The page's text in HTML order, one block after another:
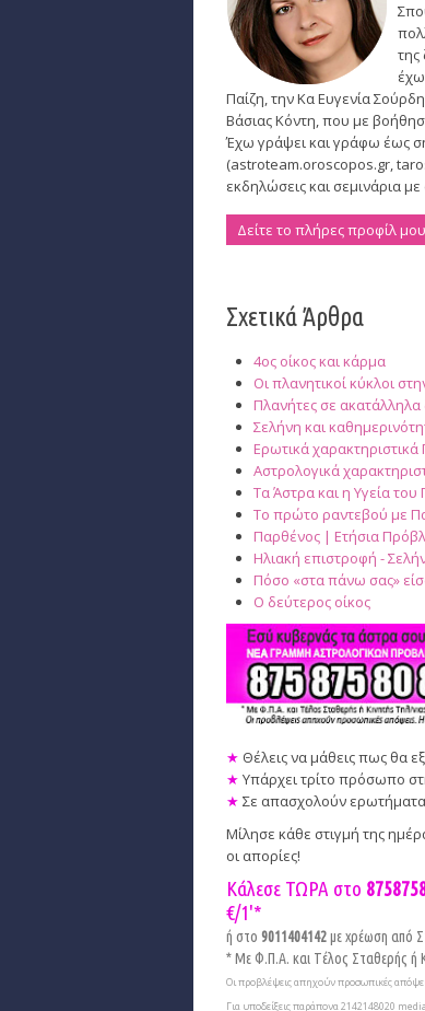
της
Παίζη, την Κα Ευγενία
Βάσιας Κόντη, που με
Έχω γράψει και γράφω έως
(astroteam.oroscopos.gr,
εκδηλώσεις και σεμινάρια
Δείτε το πλήρες προφίλ μου
Σχετικά Άρθρα
4ος οίκος και κάρμα
Οι πλανητικοί κύκλοι
Πλανήτες σε ακατάλληλα
Σελήνη και
Ερωτικά
Αστρολογικά
Τα Άστρα και η Υγεία
Το πρώτο ραντεβού με
Παρθένος | Ετήσια
Ηλιακή επιστροφή -
Πόσο «στα πάνω σας»
Ο δεύτερος οίκος
★ Θέλεις να μάθεις πως θα
★ Υπάρχει τρίτο πρόσωπο
★ Σε απασχολούν ερωτήματα
Μίλησε κάθε στιγμή της
οι απορίες!
Κάλεσε ΤΩΡΑ στο
€/1'*
ή στο 9011404142με χρέωση από
* Με Φ.Π.Α. και Tέλος Σταθερής ή
Οι προβλέψεις απηχούν προσωπικές
Για υποδείξεις παράπονα 2142148020